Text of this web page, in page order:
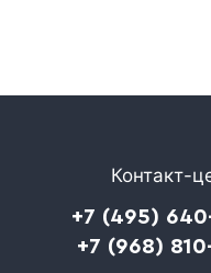
Контакт-
+7 (495)
+7 (968)